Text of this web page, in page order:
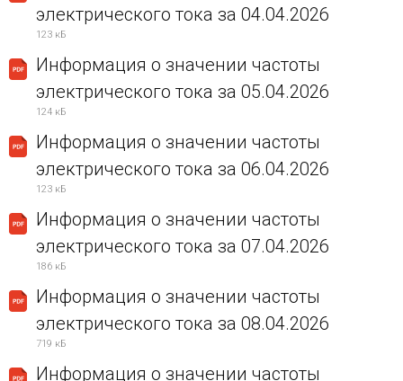
электрического тока за 04.04.2026
123 кБ
Информация о значении частоты
электрического тока за 05.04.2026
124 кБ
Информация о значении частоты
электрического тока за 06.04.2026
123 кБ
Информация о значении частоты
электрического тока за 07.04.2026
186 кБ
Информация о значении частоты
электрического тока за 08.04.2026
719 кБ
Информация о значении частоты